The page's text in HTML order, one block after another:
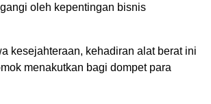
oleh kepentingan bisnis
kesejahteraan, kehadiran alat berat ini
menakutkan bagi dompet para